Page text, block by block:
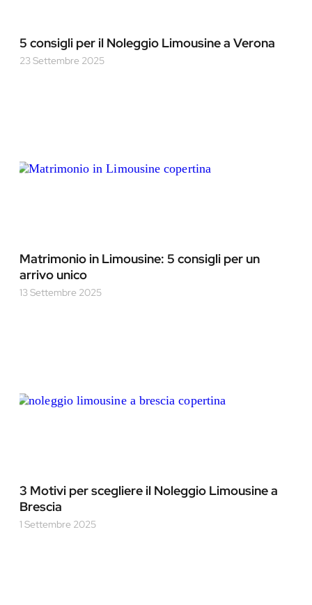
5 consigli per il Noleggio Limousine a Verona
23 Settembre 2025
Matrimonio in Limousine: 5 consigli per un
arrivo unico
13 Settembre 2025
3 Motivi per scegliere il Noleggio Limousine a
Brescia
1 Settembre 2025